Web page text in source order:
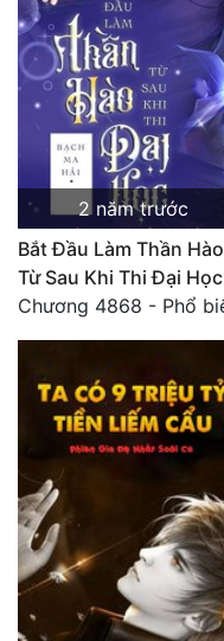
Quân Sự
Sảng Văn
Thanh Xuân
Tiên Hiệp
Tiểu Thuyết
Triều Đấu
Trùng Sinh
Trọng Sinh
Tu Chân
2 năm trước
Bắt Đầu Làm Thần Hào
Từ Sau Khi Thi Đại Học